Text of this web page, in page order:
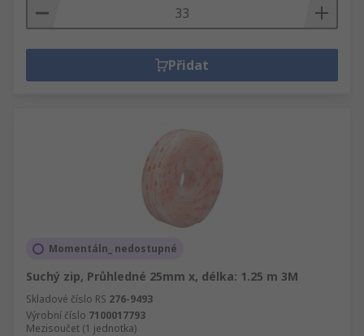
Přidat
Momentáln_ nedostupné
Suchý zip, Průhledné 25mm x, délka: 1.25 m 3M
Skladové číslo RS 276-9493
Výrobní číslo 7100017793
Mezisoučet (1 jednotka)